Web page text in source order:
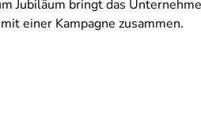
Jubiläum bringt das
einer Kampagne zusammen.